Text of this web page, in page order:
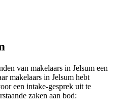
van makelaars in Jelsum een
makelaars in Jelsum hebt
een intake-gesprek uit te
zaken aan bod: